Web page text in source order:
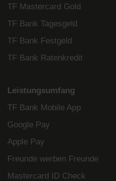
TF Mastercard Gold
TF Bank Tagesgeld
TF Bank Festgeld
TF Bank Ratenkredit
Leistungsumfang
TF Bank Mobile App
Google Pay
Apple Pay
Freunde werben Freunde
Mastercard ID Check